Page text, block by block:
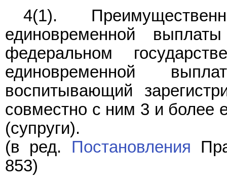
4(1).
единовременной
федеральном
единовременной
воспитывающий
совместно с ним 3 и более
(супруги).
(в ред. Постановления
853)